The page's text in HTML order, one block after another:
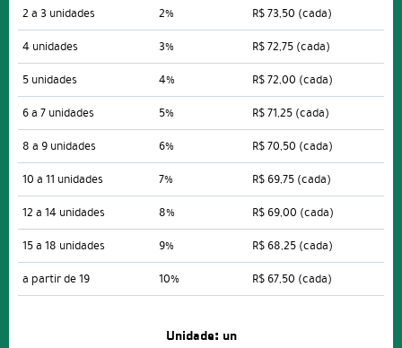
2 a 3 unidades
2% R$ 73,50 (cada)
4 unidades
3% R$ 72,75 (cada)
5 unidades
4% R$ 72,00 (cada)
6 a 7 unidades
5% R$ 71,25 (cada)
8 a 9 unidades
6% R$ 70,50 (cada)
10 a 11 unidades
7% R$ 69,75 (cada)
12 a 14 unidades
8% R$ 69,00 (cada)
15 a 18 unidades
9% R$ 68,25 (cada)
a partir de 19
10% R$ 67,50 (cada)
Unidade: un